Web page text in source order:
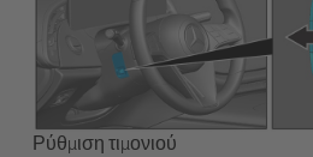
Ρύθμιση τιμονιού